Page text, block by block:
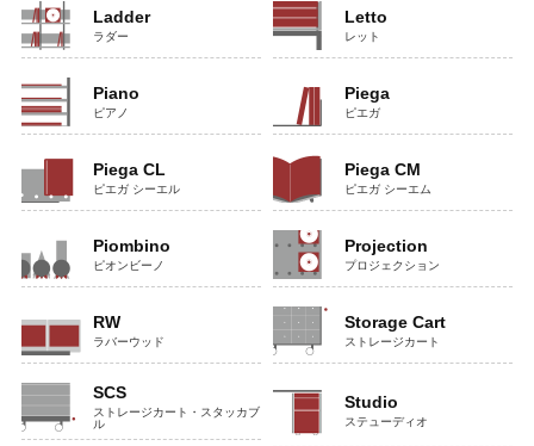
Ladder
ラダー
Letto
レット
Piano
ピアノ
Piega
ピエガ
Piega CL
ピエガ シーエル
Piega CM
ピエガ シーエム
Piombino
ピオンビーノ
Projection
プロジェクション
RW
ラバーウッド
Storage Cart
ストレージカート
SCS
ストレージカート・スタッカブ
ル
Studio
ステューディオ